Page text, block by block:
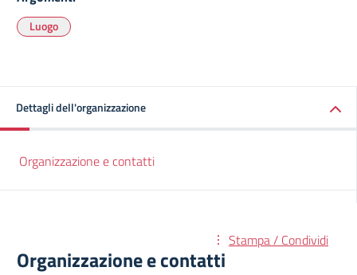
Luogo
Dettagli dell'organizzazione
Organizzazione e contatti
Stampa / Condividi
Organizzazione e contatti